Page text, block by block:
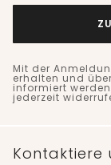
Mit der
erhalten und
informiert
jederzeit
Kontaktiere